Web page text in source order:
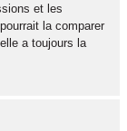
et les
la comparer
a toujours la